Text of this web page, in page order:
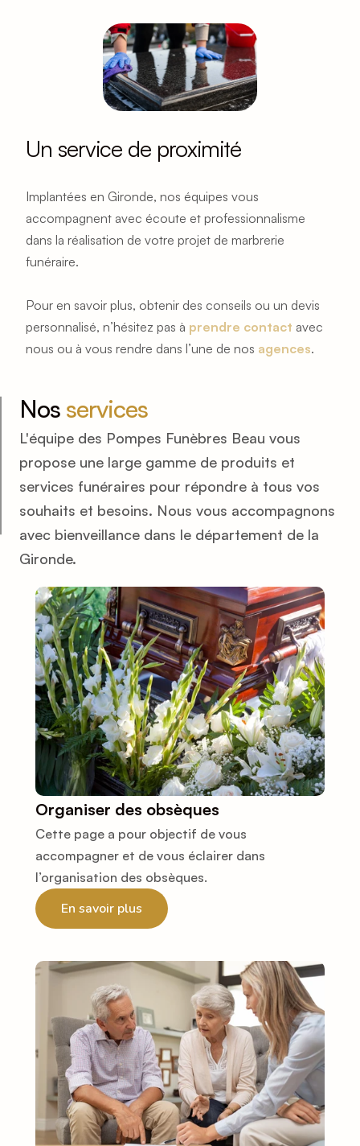
Un service de proximité
Implantées en Gironde, nos équipes vous
accompagnent avec écoute et professionnalisme
dans la réalisation de votre projet de marbrerie
funéraire.
Pour en savoir plus, obtenir des conseils ou un devis
personnalisé, n’hésitez pas à prendre contact avec
nous ou à vous rendre dans l’une de nos agences.
Nos services
L'équipe des Pompes Funèbres Beau vous
propose une large gamme de produits et
services funéraires pour répondre à tous vos
souhaits et besoins. Nous vous accompagnons
avec bienveillance dans le département de la
Gironde.
Organiser des obsèques
Cette page a pour objectif de vous
accompagner et de vous éclairer dans
l’organisation des obsèques.
En savoir plus